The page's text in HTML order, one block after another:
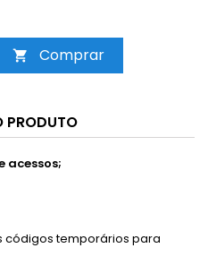
 Comprar
PRODUTO
acessos;
códigos temporários para